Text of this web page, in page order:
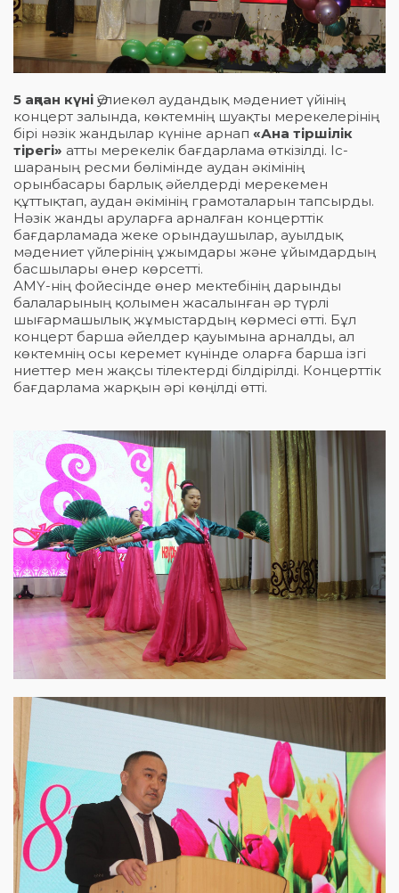
5 ақпан күні Әулиекөл аудандық мәдениет үйінің
концерт залында, көктемнің шуақты мерекелерінің
бірі нәзік жандылар күніне арнап «Ана тіршілік
тірегі» атты мерекелік бағдарлама өткізілді. Іс-
шараның ресми бөлімінде аудан әкімінің
орынбасары барлық әйелдерді мерекемен
құттықтап, аудан әкімінің грамоталарын тапсырды.
Нәзік жанды аруларға арналған концерттік
бағдарламада жеке орындаушылар, ауылдық
мәдениет үйлерінің ұжымдары және ұйымдардың
басшылары өнер көрсетті.
АМҮ-нің фойесінде өнер мектебінің дарынды
балаларының қолымен жасалынған әр түрлі
шығармашылық жұмыстардың көрмесі өтті. Бұл
концерт барша әйелдер қауымына арналды, ал
көктемнің осы керемет күнінде оларға барша ізгі
ниеттер мен жақсы тілектерді білдірілді. Концерттік
бағдарлама жарқын әрі көңілді өтті.